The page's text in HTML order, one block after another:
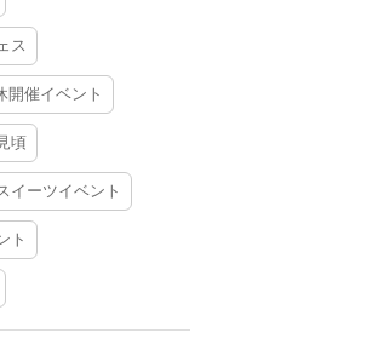
ス
開催イベント
頃
イーツイベント
ト